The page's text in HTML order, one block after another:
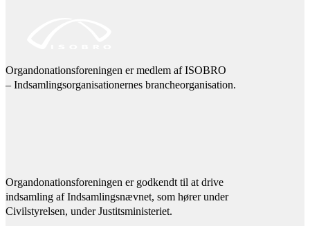
Organdonationsforeningen er medlem af ISOBRO
– Indsamlingsorganisationernes brancheorganisation.
Organdonationsforeningen er godkendt til at drive
indsamling af Indsamlingsnævnet, som hører under
Civilstyrelsen, under Justitsministeriet.